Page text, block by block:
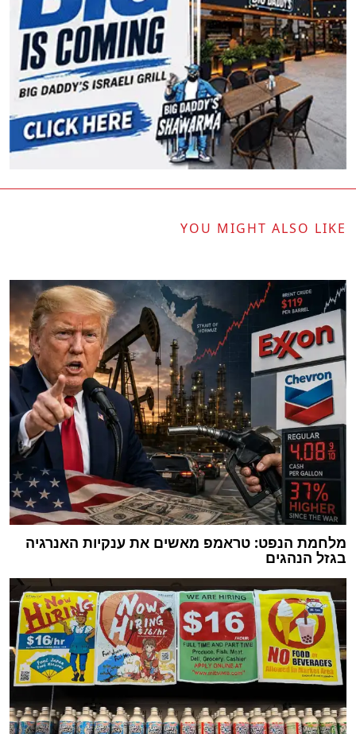
YOU MIGHT ALSO LIKE
מלחמת הנפט: טראמפ מאשים את ענקיות האנרגיה
בגזל הנהגים